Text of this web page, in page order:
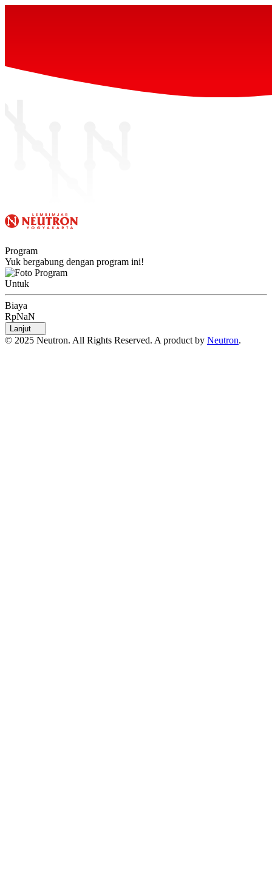
Program
Yuk bergabung dengan program ini!
Untuk
Biaya
RpNaN
Lanjut
© 2025 Neutron. All Rights Reserved. A product by Neutron.